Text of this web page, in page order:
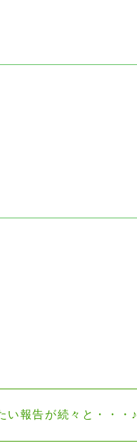
い報告が続々と・・・♪